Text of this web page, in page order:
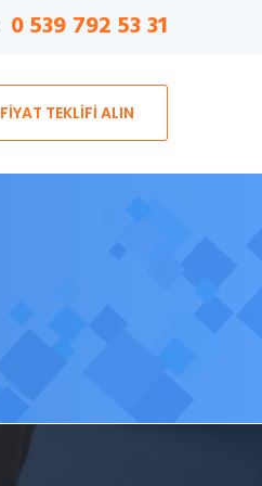
0 539 792 53 31
FİYAT TEKLİFİ ALIN